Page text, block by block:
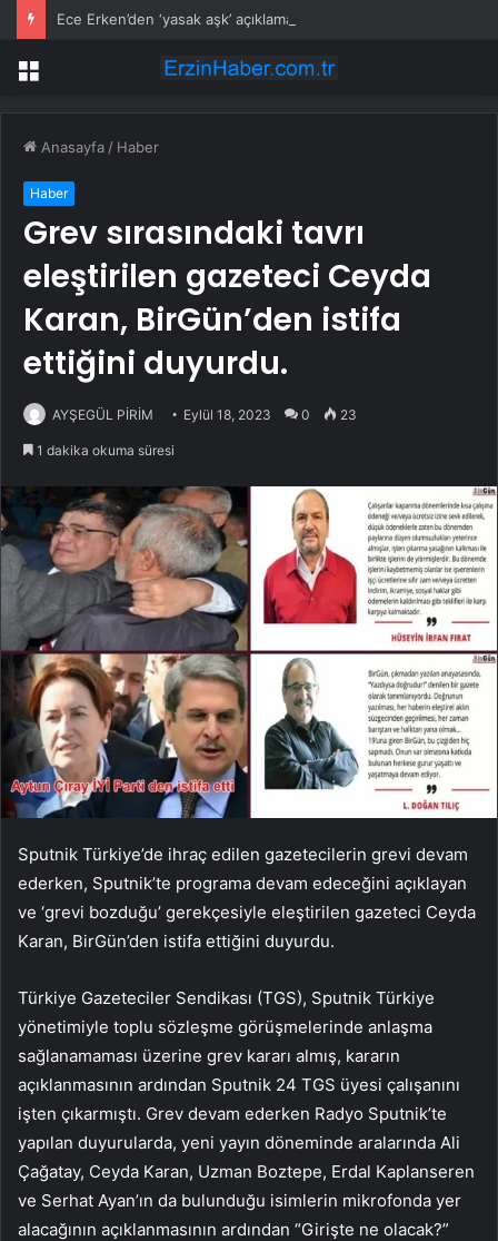
Menü
Anasayfa / Haber
Haber
Grev sırasındaki tavrı
eleştirilen gazeteci Ceyda
Karan, BirGün’den istifa
ettiğini duyurdu.
AYŞEGÜL PİRİM Eylül 18, 2023 0 23
1 dakika okuma süresi
Sputnik Türkiye’de ihraç edilen gazetecilerin grevi devam
ederken, Sputnik’te programa devam edeceğini açıklayan
ve ‘grevi bozduğu’ gerekçesiyle eleştirilen gazeteci Ceyda
Karan, BirGün’den istifa ettiğini duyurdu.
Türkiye Gazeteciler Sendikası (TGS), Sputnik Türkiye
yönetimiyle toplu sözleşme görüşmelerinde anlaşma
sağlanamaması üzerine grev kararı almış, kararın
açıklanmasının ardından Sputnik 24 TGS üyesi çalışanını
işten çıkarmıştı. Grev devam ederken Radyo Sputnik’te
yapılan duyurularda, yeni yayın döneminde aralarında Ali
Çağatay, Ceyda Karan, Uzman Boztepe, Erdal Kaplanseren
ve Serhat Ayan’ın da bulunduğu isimlerin mikrofonda yer
alacağının açıklanmasının ardından “Girişte ne olacak?”